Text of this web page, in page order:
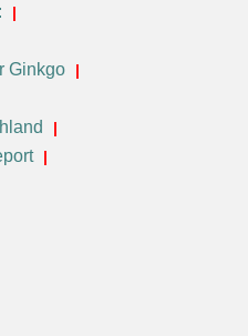
Ginkgo